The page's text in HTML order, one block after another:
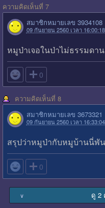
ความคิดเห็นที่ 7
สมาชิกหมายเลข 3934108
09 กันยายน 2560 เวลา
หมูป่าเจอในป่าไม่ธรรมดา
 0
ความคิดเห็นที่ 8
สมาชิกหมายเลข 3673321
09 กันยายน 2560 เวลา
สรุปว่าหมูป่ากับหมูบ้านนี่พั
 0
∨ ดู 2